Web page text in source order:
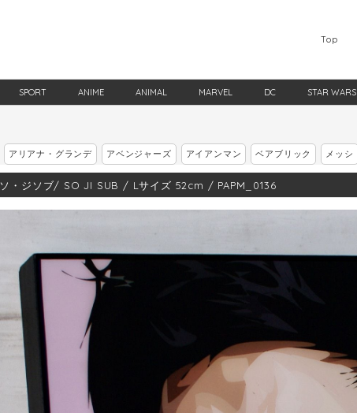
Top
SPORT ANIME ANIMAL MARVEL DC STAR WARS
アリアナ・グランデ アベンジャーズ アイアンマン ベアブリック メッシ
ソ・ジソブ/ SO JI SUB / Lサイズ 52cm / PAPM_0136